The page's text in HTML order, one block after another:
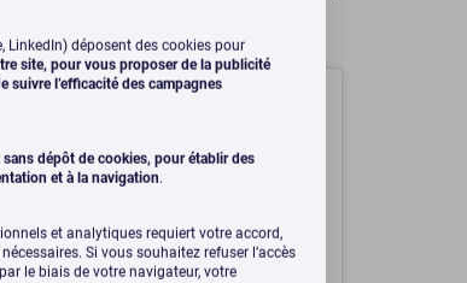
LinkedIn) déposent des cookies pour
site, pour vous proposer de la publicité
suivre l’efficacité des campagnes
dépôt de cookies, pour établir des
et à la navigation.
et analytiques requiert votre accord,
Si vous souhaitez refuser l’accès
le biais de votre navigateur, votre